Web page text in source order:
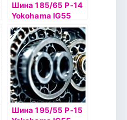
Шина 185/65 Р-14
Yokohama IG55
90Т б/к шип
Шина 195/55 Р-15